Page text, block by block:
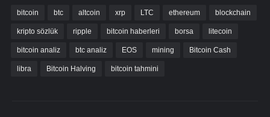
bitcoin btc altcoin xrp LTC ethereum blockchain
kripto sözlük ripple bitcoin haberleri borsa litecoin
bitcoin analiz btc analiz EOS mining Bitcoin Cash
libra Bitcoin Halving bitcoin tahmini